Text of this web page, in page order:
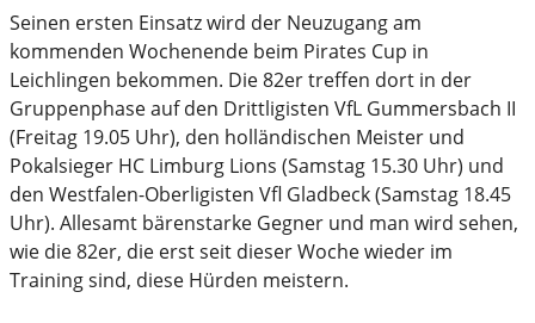
Seinen ersten Einsatz wird der Neuzugang am
kommenden Wochenende beim Pirates Cup in
Leichlingen bekommen. Die 82er treffen dort in der
Gruppenphase auf den Drittligisten VfL Gummersbach II
(Freitag 19.05 Uhr), den holländischen Meister und
Pokalsieger HC Limburg Lions (Samstag 15.30 Uhr) und
den Westfalen-Oberligisten Vfl Gladbeck (Samstag 18.45
Uhr). Allesamt bärenstarke Gegner und man wird sehen,
wie die 82er, die erst seit dieser Woche wieder im
Training sind, diese Hürden meistern.